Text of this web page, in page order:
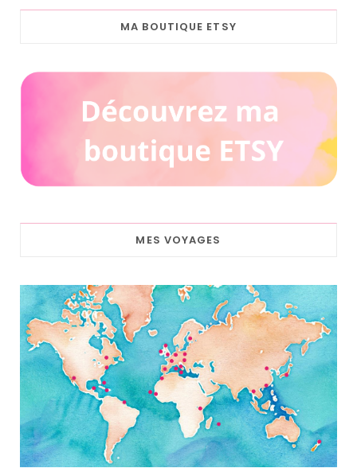
MA BOUTIQUE ETSY
MES VOYAGES